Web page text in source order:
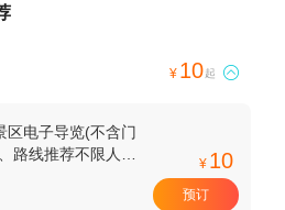
¥ 10起 
区电子导览(不含门
路线推荐不限人
¥ 10
预订